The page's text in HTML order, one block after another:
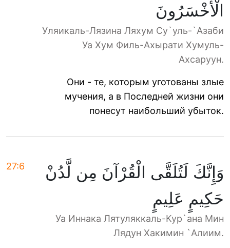
الْأَخْسَرُونَ
Уляикаль-Лязина Ляхум Су`уль-`Азаби
Уа Хум Филь-Ахырати Хумуль-
Ахсаруун.
Они - те, которым уготованы злые
мучения, а в Последней жизни они
понесут наибольший убыток.
27:6
وَإِنَّكَ لَتُلَقَّى الْقُرْآنَ مِن لَّدُنْ
حَكِيمٍ عَلِيمٍ
Уа Иннака Лятуляккаль-Кур`ана Мин
Лядун Хакимин `Алиим.